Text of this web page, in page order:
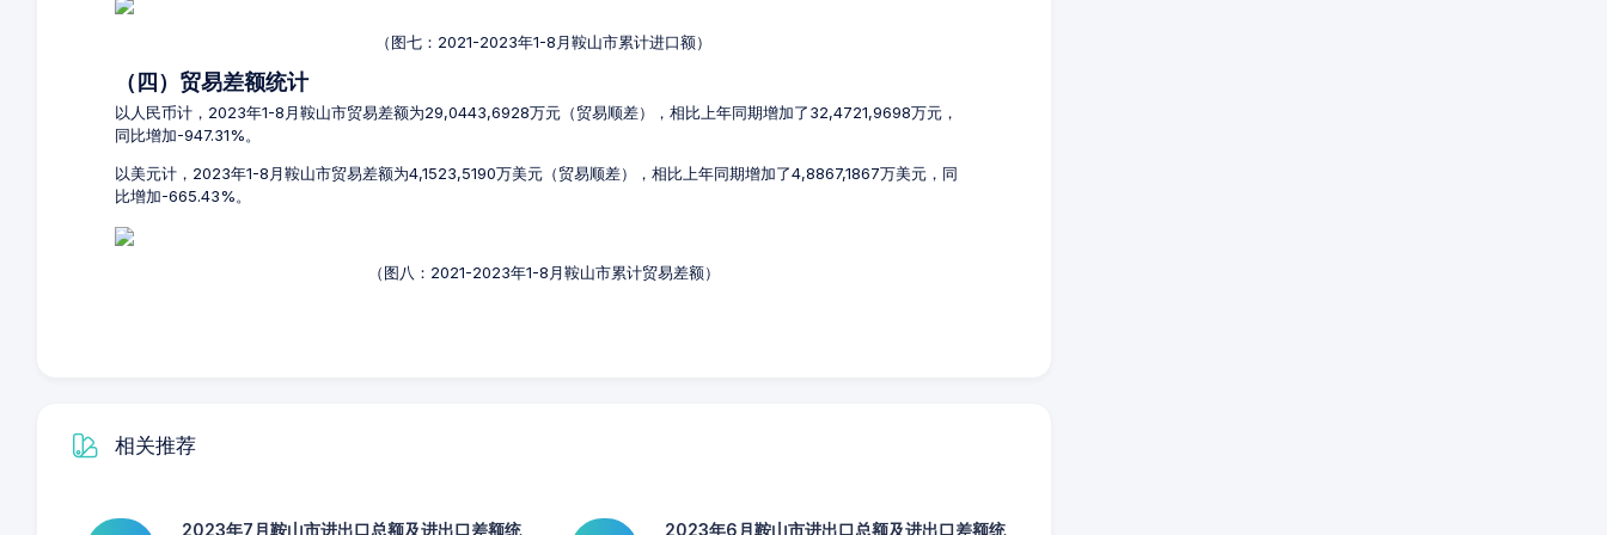
（图七：2021-2023年1-8月鞍山市累计进口额）
（四）贸易差额统计
以人民币计，2023年1-8月鞍山市贸易差额为29,0443,6928万元（贸易顺差），相比上年同期增加了32,4721,9698万元，
同比增加-947.31%。
以美元计，2023年1-8月鞍山市贸易差额为4,1523,5190万美元（贸易顺差），相比上年同期增加了4,8867,1867万美元，同
比增加-665.43%。
（图八：2021-2023年1-8月鞍山市累计贸易差额）
相关推荐
2023年7月鞍山市进出口总额及进出口差额统 2023年6月鞍山市进出口总额及进出口差额统